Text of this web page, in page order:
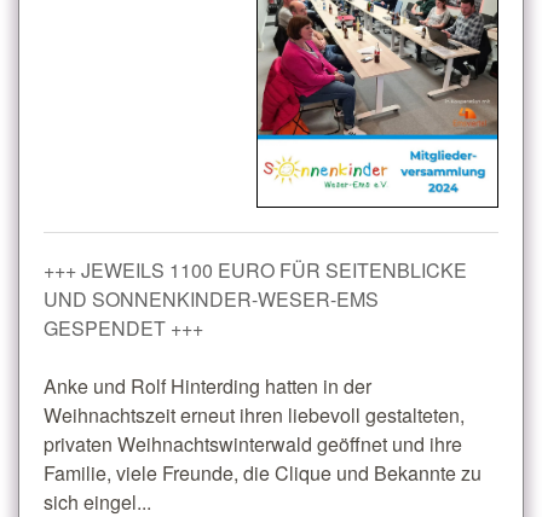
+++ JEWEILS 1100 EURO FÜR SEITENBLICKE
UND SONNENKINDER-WESER-EMS
GESPENDET +++
Anke und Rolf Hinterding hatten in der
Weihnachtszeit erneut ihren liebevoll gestalteten,
privaten Weihnachtswinterwald geöffnet und ihre
Familie, viele Freunde, die Clique und Bekannte zu
sich eingel...